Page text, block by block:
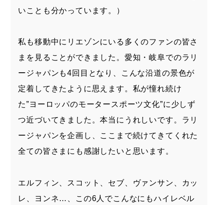
いことも分かっています。）
私も移動中にリエゾンにいる多くのファンの皆さ
まを見ることができました。愛知・岐阜でのラリ
ージャパンも4回目となり、こんな沿道の景色が
定着してきたように思えます。私が憧れ続け
た”ヨーロッパのモータースポーツ文化”に少しず
つ近づいてきました。本当にうれしいです。ラリ
ージャパンを企画し、ここまで続けてきてくれた
全ての皆さまにも感謝したいと思います。
エルフィン、スコット、セブ、ヴァンサン、カッ
レ、ヨンネ…、この6人でこんなにもハイレベル